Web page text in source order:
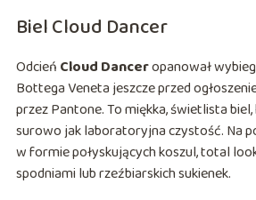
Biel Cloud Dancer
Odcień Cloud Danceropanował
Bottega Veneta jeszcze przed
przez Pantone. To miękka, świetlista
surowo jak laboratoryjna czystość. Na
w formie połyskujących koszul, total
spodniami lub rzeźbiarskich sukienek.